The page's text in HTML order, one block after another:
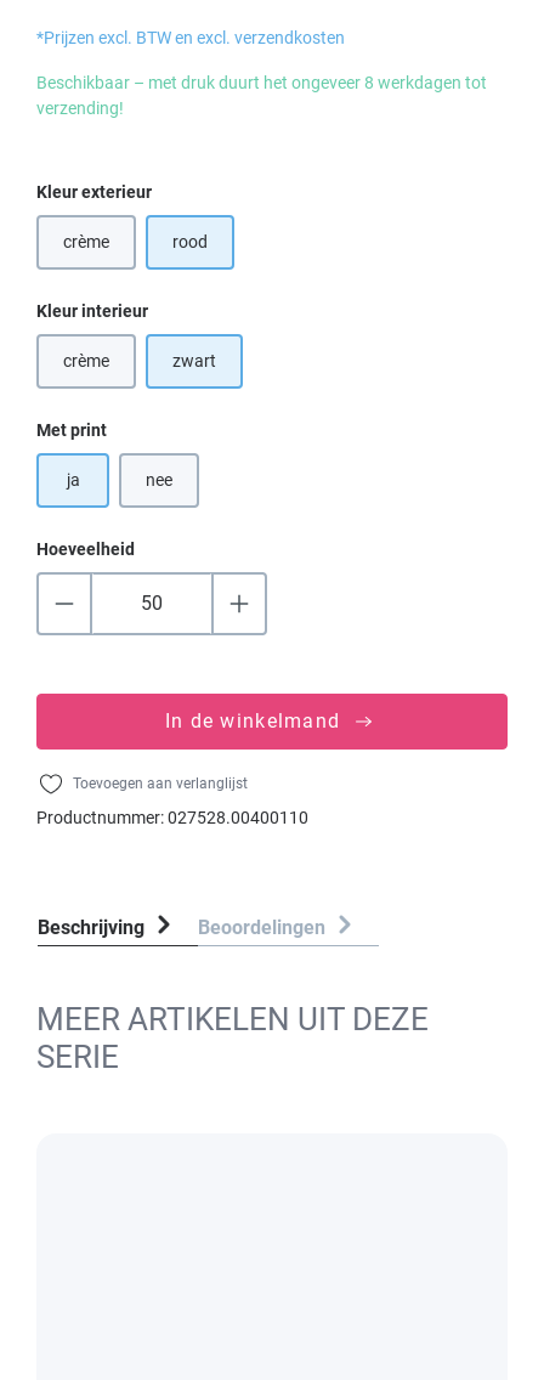
*Prijzen excl. BTW en excl. verzendkosten
Beschikbaar – met druk duurt het ongeveer 8 werkdagen tot
verzending!
Selecteer
Kleur exterieur
crème(Deze optie is momenteel niet beschikbaar.)
rood
Selecteer
Kleur interieur
crème(Deze optie is momenteel niet beschikbaar.)
zwart
Selecteer
Met print
ja nee
Hoeveelheid
In de winkelmand
Toevoegen aan verlanglijst
Productnummer:027528.00400110
Beschrijving Beoordelingen
MEER ARTIKELEN UIT DEZE
SERIE